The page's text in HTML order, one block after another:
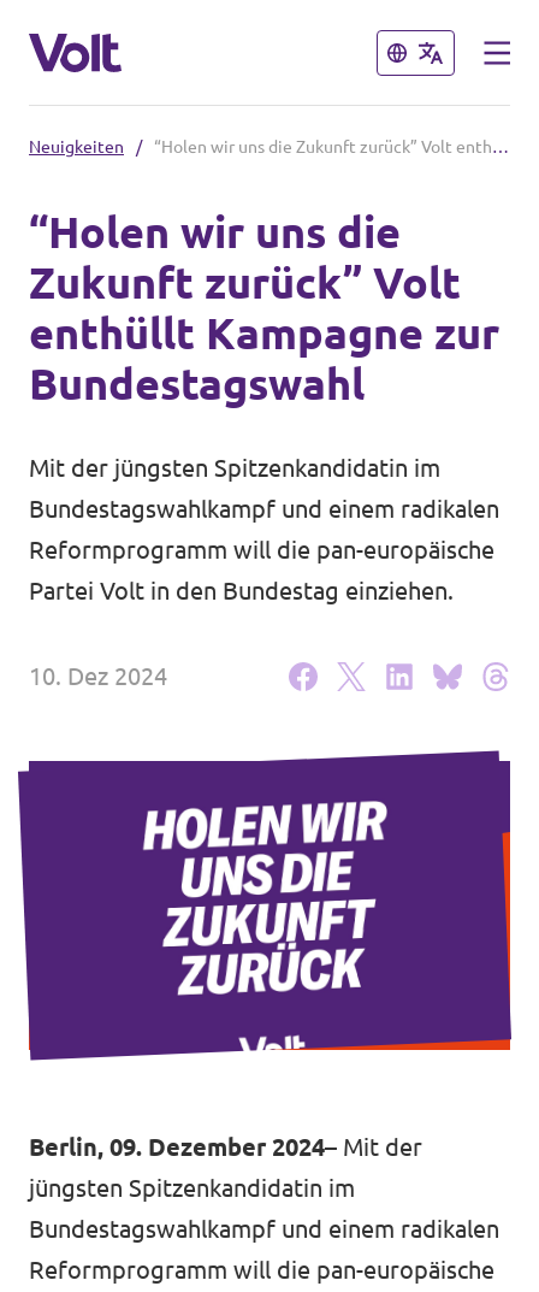
Schließen
Volt in deinem Bundesland
Volt Deutschland Merchandise Shop
Schließen
Programm
Über Volt
Neuigkeiten
Unsere Events
Pressemitteilungen
Hochspannung - powered by Volt - Podcast
Leichte Sprache
Jobs bei Volt
Mache mit!
Neuigkeiten / “Holen wir uns die Zukunft zurück” Volt enthüllt Kampagne zur Bundestagswahl
“Holen wir uns die
Zukunft zurück” Volt
enthüllt Kampagne zur
Bundestagswahl
Mit der jüngsten Spitzenkandidatin im
Bundestagswahlkampf und einem radikalen
Reformprogramm will die pan-europäische
Partei Volt in den Bundestag einziehen.
10. Dez 2024
Berlin, 09. Dezember 2024– Mit der
jüngsten Spitzenkandidatin im
Bundestagswahlkampf und einem radikalen
Reformprogramm will die pan-europäische